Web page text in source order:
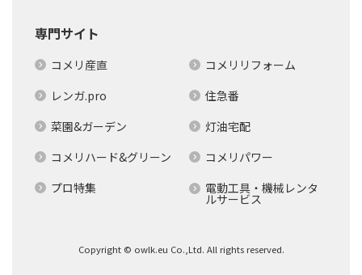
専門サイト
コメリ産直
コメリリフォーム
レンガ.pro
住急番
菜園&ガーデン
灯油宅配
コメリハード&グリーン
コメリパワー
プロ特集
電動工具・機械レンタ
ルサービス
Copyright © owlk.eu Co.,Ltd. All rights reserved.